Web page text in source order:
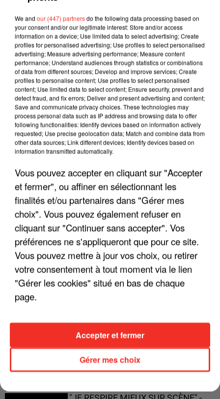
FRANCE
"JE SUIS À DISPOSITION DES
ENFOIRÉS"
"ON A TOUS LE TRAC"
"ON N'EST PAS DES PARENTS
PARFAITS"
We and our (447) partnersdo the following data processing based on
your consent and/or our legitimate interest: Store and/or access
information on a device; Use limited data to select advertising; Create
profiles for personalised advertising; Use profiles to select personalised
advertising; Measure advertising performance; Measure content
performance; Understand audiences through statistics or combinations
of data from different sources; Develop and improve services; Create
profiles to personalise content; Use profiles to select personalised
content; Use limited data to select content; Ensure security, prevent and
detect fraud, and fix errors; Deliver and present advertising and content;
Save and communicate privacy choices. These technologies may
process personal data such as IP address and browsing data to offer
following functionalities: Identify devices based on information actively
requested; Use precise geolocation data; Match and combine data from
other data sources; Link different devices; Identify devices based on
information transmitted automatically.
Vous pouvez accepter en cliquant sur "Accepter
et fermer", ou affiner en sélectionnant les
finalités et/ou partenaires dans "Gérer mes
choix". Vous pouvez également refuser en
cliquant sur "Continuer sans accepter". Vos
préférences ne s'appliqueront que pour ce site.
Vous pouvez mettre à jour vos choix, ou retirer
votre consentement à tout moment via le lien
"Gérer les cookies" situé en bas de chaque
page.
Gérer mes choix
Accepter et fermer